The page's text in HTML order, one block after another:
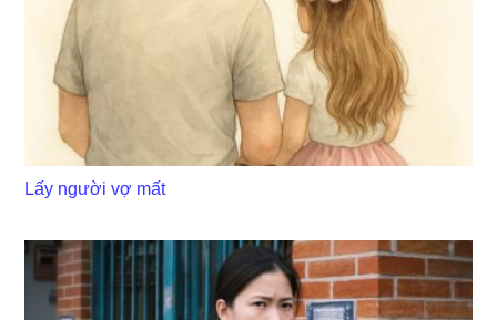
Lấy người vợ mất